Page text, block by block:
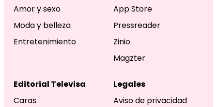
Amor y sexo
Moda y belleza
Entretenimiento
App Store
Pressreader
Zinio
Magzter
Editorial Televisa
Caras
Legales
Aviso de privacidad